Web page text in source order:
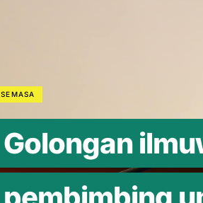
SEMASA
Golongan